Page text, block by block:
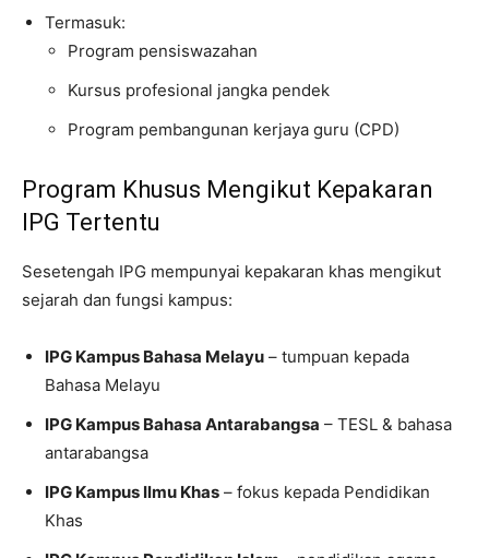
Termasuk:
Program pensiswazahan
Kursus profesional jangka pendek
Program pembangunan kerjaya guru (CPD)
Program Khusus Mengikut Kepakaran
IPG Tertentu
Sesetengah IPG mempunyai kepakaran khas mengikut
sejarah dan fungsi kampus:
IPG Kampus Bahasa Melayu – tumpuan kepada
Bahasa Melayu
IPG Kampus Bahasa Antarabangsa – TESL & bahasa
antarabangsa
IPG Kampus Ilmu Khas – fokus kepada Pendidikan
Khas